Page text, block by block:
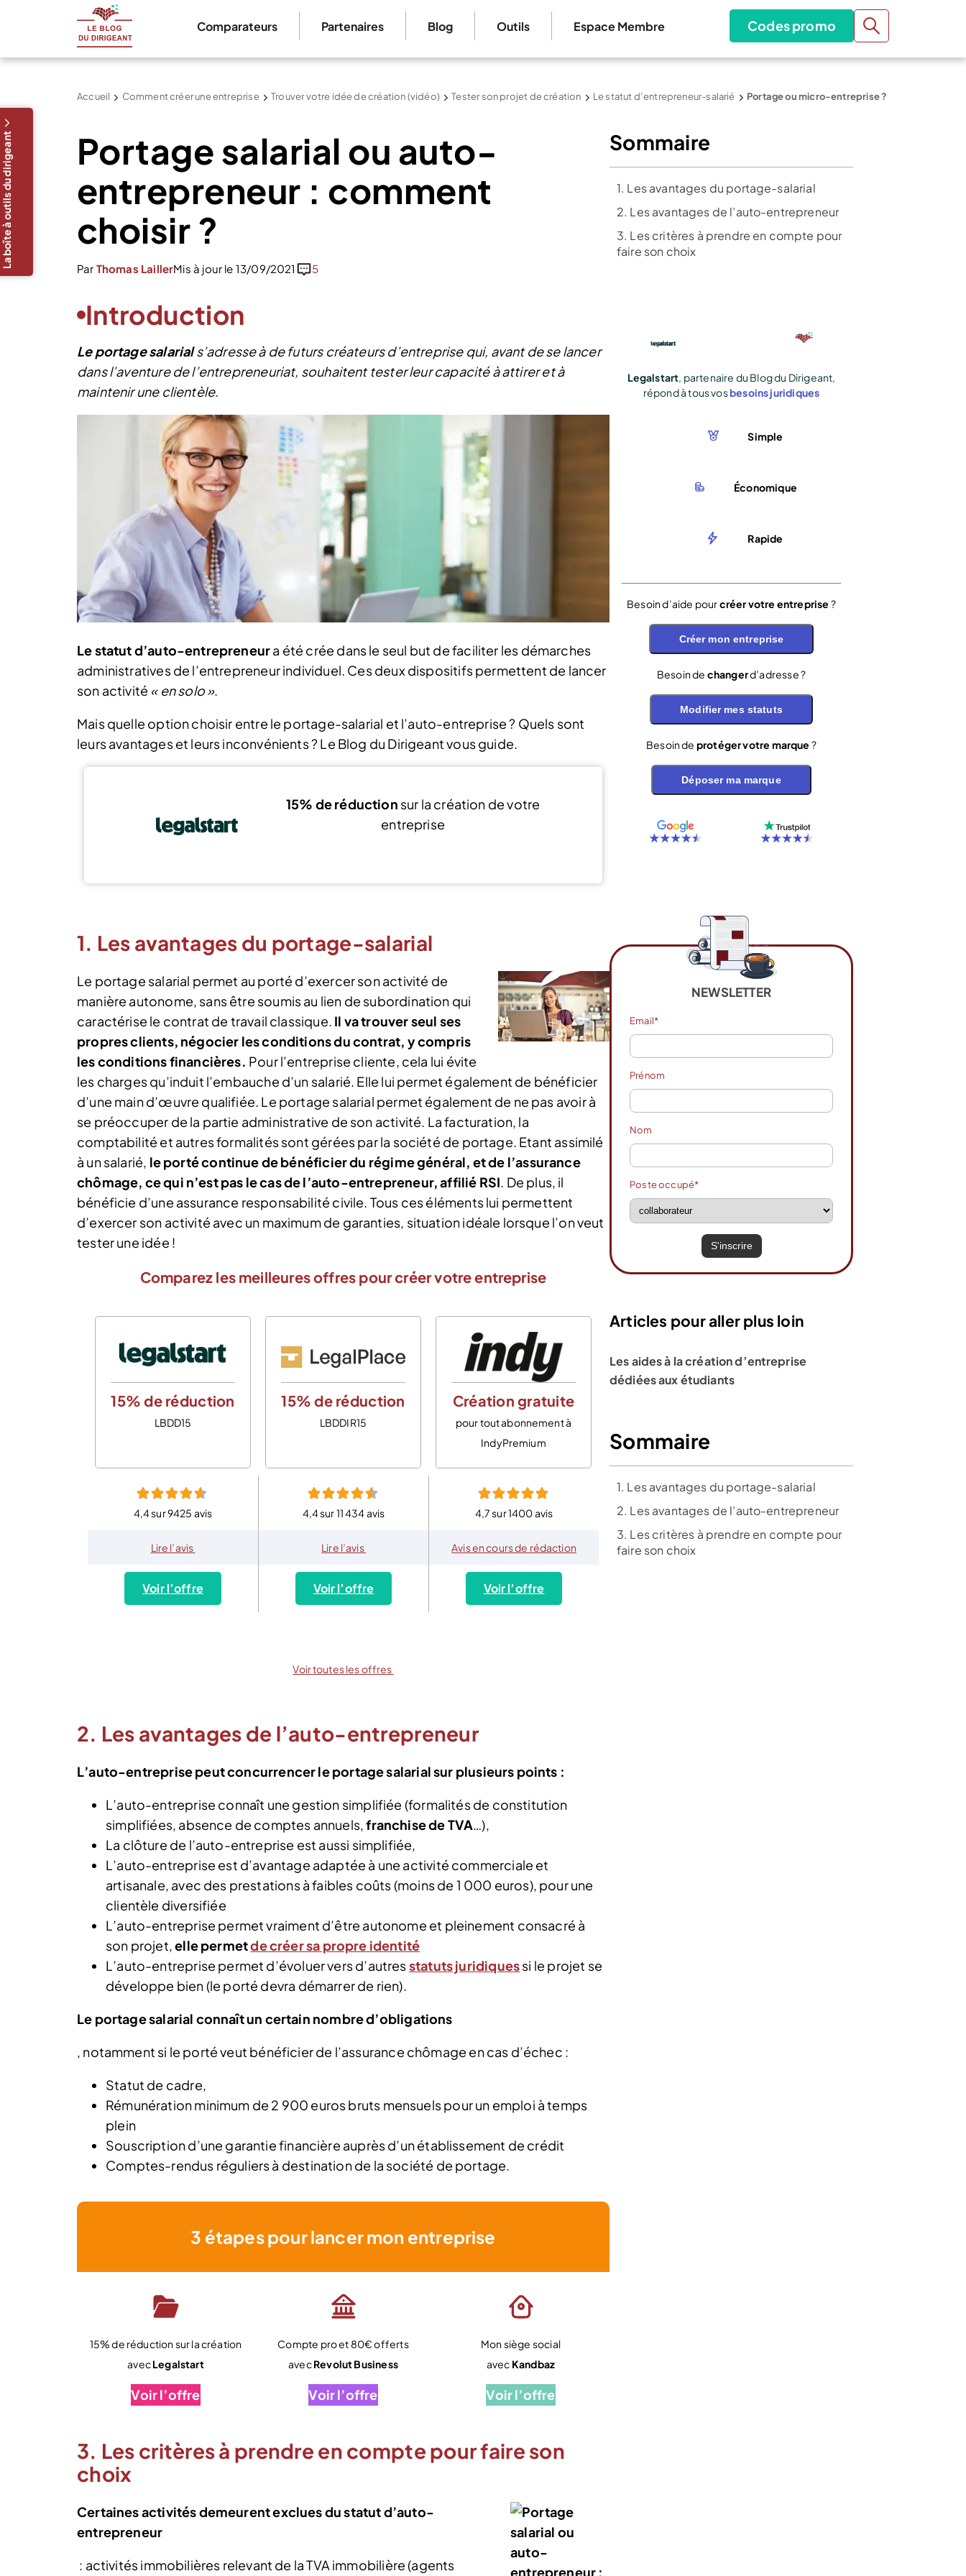
Comparateurs Partenaires Blog Outils Espace Membre Codes promo
Accueil Comment créer une entreprise Trouver votre idée de création (vidéo) Tester son projet de création Le statut d’entrepreneur-salarié Portage ou micro-entreprise ?
Portage salarial ou auto-
entrepreneur : comment
choisir ?
Par Thomas LaillerMis à jour le 13/09/2021 5
Introduction
Le portage salarials’adresse à de futurs créateurs d’entreprise qui, avant de se lancer
dans l’aventure de l’entrepreneuriat, souhaitent tester leur capacité à attirer et à
maintenir une clientèle.
La boîte à outils du dirigeant
Le statut d’auto-entrepreneura été crée dans le seul but de faciliter les démarches
administratives de l’entrepreneur individuel. Ces deux dispositifs permettent de lancer
son activité « en solo ».
Mais quelle option choisir entre le portage-salarial et l’auto-entreprise ? Quels sont
leurs avantages et leurs inconvénients ? Le Blog du Dirigeant vous guide.
15% de réduction sur la création de votre
entreprise
1. Les avantages du portage-salarial
Le portage salarial permet au porté d’exercer son activité de
manière autonome, sans être soumis au lien de subordination qui
caractérise le contrat de travail classique. Il va trouver seul ses
propres clients, négocier les conditions du contrat, y compris
les conditions financières. Pour l’entreprise cliente, cela lui évite
les charges qu’induit l’embauche d’un salarié. Elle lui permet également de bénéficier
d’une main d’œuvre qualifiée. Le portage salarial permet également de ne pas avoir à
se préoccuper de la partie administrative de son activité. La facturation, la
comptabilité et autres formalités sont gérées par la société de portage. Etant assimilé
à un salarié, le porté continue de bénéficier du régime général, et de l’assurance
chômage, ce qui n’est pas le cas de l’auto-entrepreneur, affilié RSI. De plus, il
bénéficie d’une assurance responsabilité civile. Tous ces éléments lui permettent
d’exercer son activité avec un maximum de garanties, situation idéale lorsque l’on veut
tester une idée !
Comparez les meilleures offres pour créer votre entreprise
15% de réduction
LBDD15
4,4 sur 9425 avis
Lire l’avis
Voir l’offre
15% de réduction
LBDDIR15
4,4 sur 11 434 avis
Lire l’avis
Voir l’offre
Création gratuite
pour tout abonnement à
IndyPremium
4,7 sur 1400 avis
Avis en cours de rédaction
Voir l’offre
Voir toutes les offres
2. Les avantages de l’auto-entrepreneur
L’auto-entreprise peut concurrencer le portage salarial sur plusieurs points :
L’auto-entreprise connaît une gestion simplifiée (formalités de constitution
simplifiées, absence de comptes annuels,franchise de TVA…),
La clôture de l’auto-entreprise est aussi simplifiée,
L’auto-entreprise est d’avantage adaptée à une activité commerciale et
artisanale, avec des prestations à faibles coûts (moins de 1 000 euros), pour une
clientèle diversifiée
L’auto-entreprise permet vraiment d’être autonome et pleinement consacré à
son projet,elle permetde créer sa propre identité
L’auto-entreprise permet d’évoluer vers d’autresstatuts juridiquessi le projet se
développe bien (le porté devra démarrer de rien).
Le portage salarial connaît un certain nombre d’obligations
, notamment si le porté veut bénéficier de l’assurance chômage en cas d’échec :
Statut de cadre,
Rémunération minimum de 2 900 euros bruts mensuels pour un emploi à temps
plein
Souscription d’une garantie financière auprès d’un établissement de crédit
Comptes-rendus réguliers à destination de la société de portage.
3 étapes pour lancer mon entreprise
15% de réduction sur la création
avecLegalstart
Voir l’offre
Compte pro et 80€ offerts
avecRevolut Business
Voir l’offre
Mon siège social
avec Kandbaz
Voir l’offre
3. Les critères à prendre en compte pour faire son
choix
Certaines activités demeurent exclues du statut d’auto-
entrepreneur
: activités immobilières relevant de la TVA immobilière (agents
Sommaire
1. Les avantages du portage-salarial
2. Les avantages de l’auto-entrepreneur
3. Les critères à prendre en compte pour
faire son choix
Legalstart, partenaire du Blog du Dirigeant,
répond à tous vosbesoins juridiques
Simple
Économique
Rapide
Besoin d’aide pourcréer votre entreprise ?
Créer mon entreprise
Besoin de changerd’adresse ?
Modifier mes statuts
Besoin de protéger votre marque ?
Déposer ma marque
NEWSLETTER
Email*
Prénom
Nom
Poste occupé*
Articles pour aller plus loin
Les aides à la création d’entreprise
dédiées aux étudiants
Sommaire
1. Les avantages du portage-salarial
2. Les avantages de l’auto-entrepreneur
3. Les critères à prendre en compte pour
faire son choix